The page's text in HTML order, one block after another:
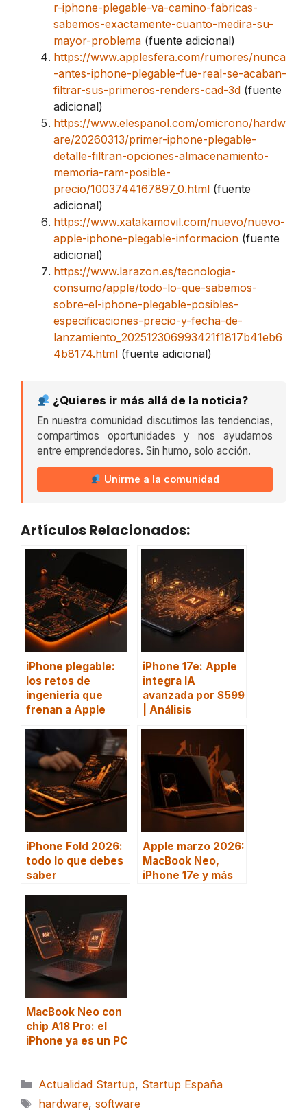
r-iphone-plegable-va-camino-fabricas-
sabemos-exactamente-cuanto-medira-su-
mayor-problema (fuente adicional)
https://www.applesfera.com/rumores/nunca
-antes-iphone-plegable-fue-real-se-acaban-
filtrar-sus-primeros-renders-cad-3d (fuente
adicional)
https://www.elespanol.com/omicrono/hardw
are/20260313/primer-iphone-plegable-
detalle-filtran-opciones-almacenamiento-
memoria-ram-posible-
precio/1003744167897_0.html (fuente
adicional)
https://www.xatakamovil.com/nuevo/nuevo-
apple-iphone-plegable-informacion (fuente
adicional)
https://www.larazon.es/tecnologia-
consumo/apple/todo-lo-que-sabemos-
sobre-el-iphone-plegable-posibles-
especificaciones-precio-y-fecha-de-
lanzamiento_202512306993421f1817b41eb6
4b8174.html (fuente adicional)
¿Quieres ir más allá de la noticia?
En nuestra comunidad discutimos las tendencias,
compartimos oportunidades y nos ayudamos
entre emprendedores. Sin humo, solo acción.
Unirme a la comunidad
Artículos Relacionados:
iPhone plegable:
los retos de
ingenieria que
frenan a Apple
iPhone 17e: Apple
integra IA
avanzada por $599
| Análisis
iPhone Fold 2026:
todo lo que debes
saber
Apple marzo 2026:
MacBook Neo,
iPhone 17e y más
MacBook Neo con
chip A18 Pro: el
iPhone ya es un PC
Categorías
Actualidad Startup, Startup España
Etiquetas
hardware, software